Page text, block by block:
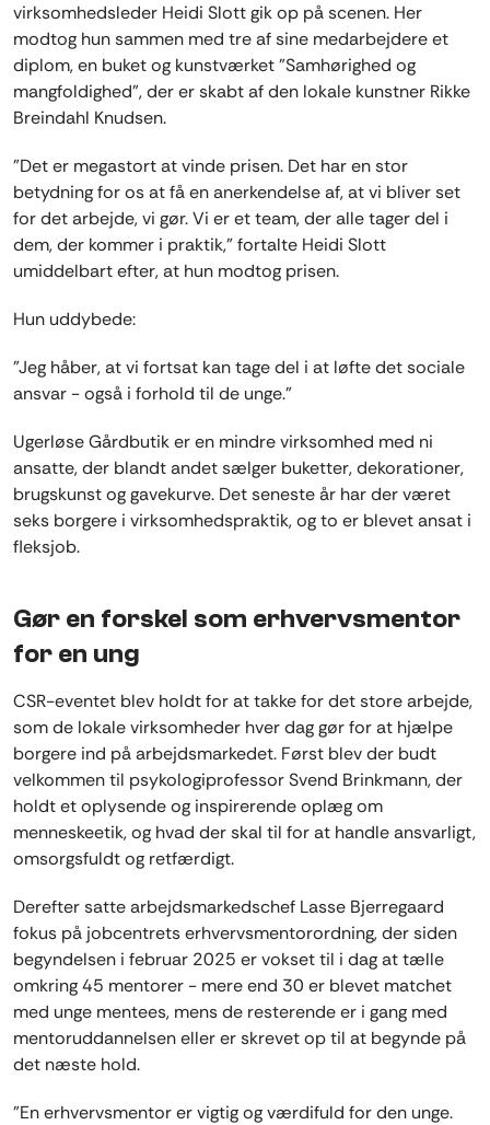
virksomhedsleder Heidi Slott gik op på scenen. Her
modtog hun sammen med tre af sine medarbejdere et
diplom, en buket og kunstværket ”Samhørighed og
mangfoldighed”, der er skabt af den lokale kunstner Rikke
Breindahl Knudsen.
”Det er megastort at vinde prisen. Det har en stor
betydning for os at få en anerkendelse af, at vi bliver set
for det arbejde, vi gør. Vi er et team, der alle tager del i
dem, der kommer i praktik,” fortalte Heidi Slott
umiddelbart efter, at hun modtog prisen.
Hun uddybede:
”Jeg håber, at vi fortsat kan tage del i at løfte det sociale
ansvar - også i forhold til de unge.”
Ugerløse Gårdbutik er en mindre virksomhed med ni
ansatte, der blandt andet sælger buketter, dekorationer,
brugskunst og gavekurve. Det seneste år har der været
seks borgere i virksomhedspraktik, og to er blevet ansat i
fleksjob.
Gør en forskel som erhvervsmentor
for en ung
CSR-eventet blev holdt for at takke for det store arbejde,
som de lokale virksomheder hver dag gør for at hjælpe
borgere ind på arbejdsmarkedet. Først blev der budt
velkommen til psykologiprofessor Svend Brinkmann, der
holdt et oplysende og inspirerende oplæg om
menneskeetik, og hvad der skal til for at handle ansvarligt,
omsorgsfuldt og retfærdigt.
Derefter satte arbejdsmarkedschef Lasse Bjerregaard
fokus på jobcentrets erhvervsmentorordning, der siden
begyndelsen i februar 2025 er vokset til i dag at tælle
omkring 45 mentorer - mere end 30 er blevet matchet
med unge mentees, mens de resterende er i gang med
mentoruddannelsen eller er skrevet op til at begynde på
det næste hold.
”En erhvervsmentor er vigtig og værdifuld for den unge.